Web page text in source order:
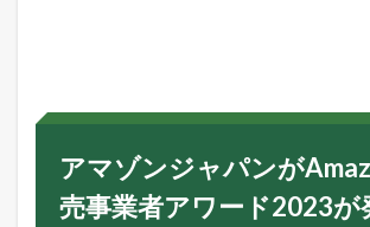
が
A
m
アマゾンジャパンが
売事業者アワード2023が